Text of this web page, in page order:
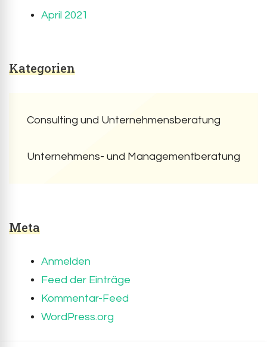
April 2021
Kategorien
Consulting und Unternehmensberatung
Unternehmens- und Managementberatung
Meta
Anmelden
Feed der Einträge
Kommentar-Feed
WordPress.org